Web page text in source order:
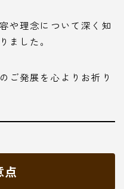
や理念について深く知
ました。
ご発展を心よりお祈り
点